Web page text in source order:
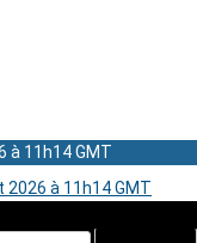
2026 à 11h14 GMT
à 11h14 GMT